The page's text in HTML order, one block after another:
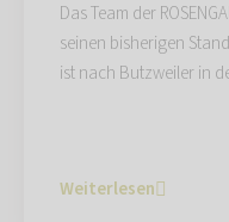
Das Team der
seinen bisherigen
ist nach Butzweiler in
Weiterlesen